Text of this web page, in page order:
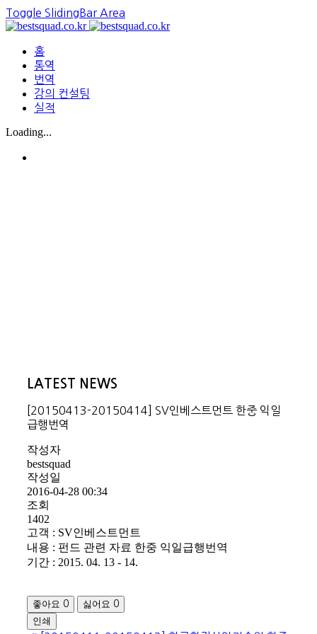
Toggle SlidingBar Area
홈
통역
번역
강의 컨설팅
실적
Loading...
LATEST NEWS
[20150413-20150414] SV인베스트먼트 한중 익일
급행번역
작성자
bestsquad
작성일
2016-04-28 00:34
조회
1402
고객 : SV인베스트먼트
내용 : 펀드 관련 자료 한중 익일급행번역
기간 : 2015. 04. 13 - 14.
좋아요 0 싫어요 0
인쇄